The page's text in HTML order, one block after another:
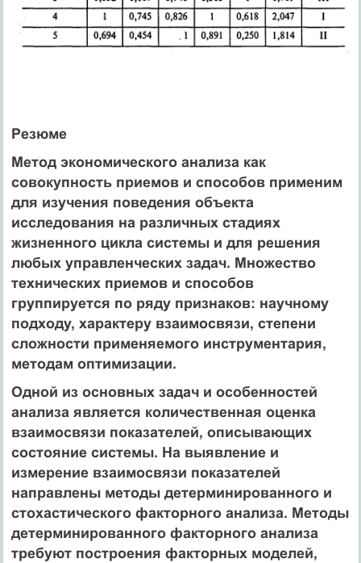
Резюме
Метод экономического анализа как
совокупность приемов и способов применим
для изучения поведения объекта
исследования на различных стадиях
жизненного цикла системы и для решения
любых управленческих задач. Множество
технических приемов и способов
группируется по ряду признаков: научному
подходу, характеру взаимосвязи, степени
сложности применяемого инструментария,
методам оптимизации.
Одной из основных задач и особенностей
анализа является количественная оценка
взаимосвязи показателей, описывающих
состояние системы. На выявление и
измерение взаимосвязи показателей
направлены методы детерминированного и
стохастического факторного анализа. Методы
детерминированного факторного анализа
требуют построения факторных моделей,